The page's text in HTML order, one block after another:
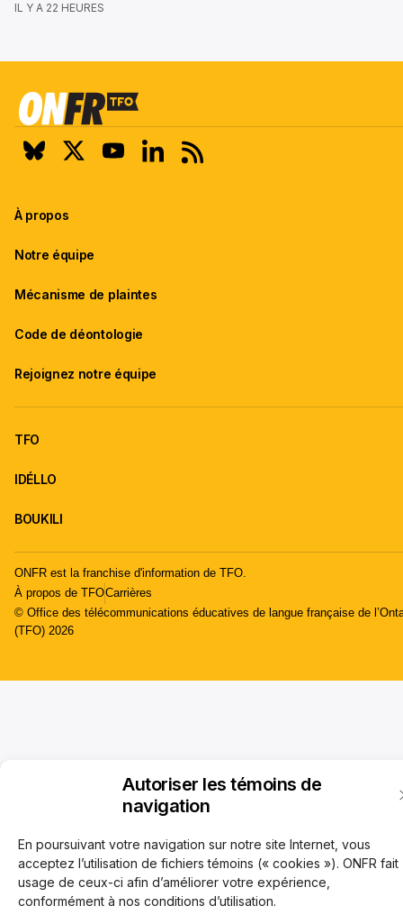
Autoriser les témoins de
navigation
En poursuivant votre navigation sur notre site Internet, vous
acceptez l’utilisation de fichiers témoins (« cookies »). ONFR fait
usage de ceux-ci afin d’améliorer votre expérience,
conformément à nos conditions d’utilisation.
IL Y A 22 HEURES
À propos
Notre équipe
Mécanisme de plaintes
Code de déontologie
Rejoignez notre équipe
TFO
IDÉLLO
BOUKILI
ONFR est la franchise d'information de TFO.
À propos de TFOCarrières
© Office des télécommunications éducatives de langue française de
(TFO) 2026